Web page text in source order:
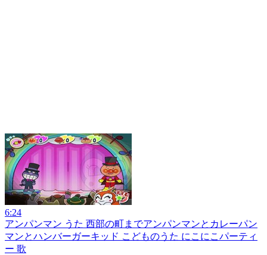
6:24
アンパンマン うた 西部の町までアンパンマンとカレーパン
マンとハンバーガーキッド こどものうた にこにこパーティ
ー 歌